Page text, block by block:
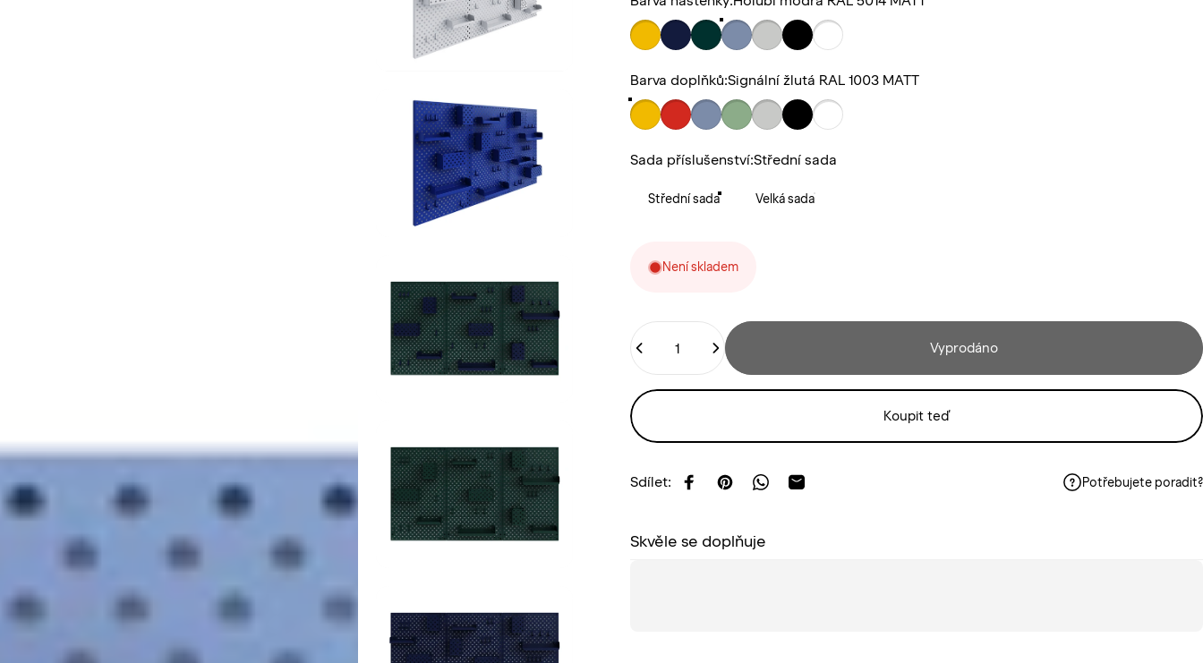
Barva doplňků
Barva doplňků:Signální žlutá RAL 1003 MATT
Sada příslušenství
Sada příslušenství:Střední sada
Střední sada Velká sada
Není skladem
Štítek
Vyprodáno
Koupit teď
Sdílet: Sdílet na Facebooku
Sdílet na Pinterestu
Sdílet ve Whatsappu
Poslat e-mailem Potřebujete poradit?
Skvěle se doplňuje